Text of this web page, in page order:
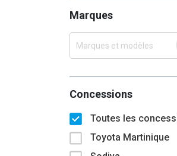
Marques
Marques et modèles
Concessions
Toutes les
Toyota Martinique